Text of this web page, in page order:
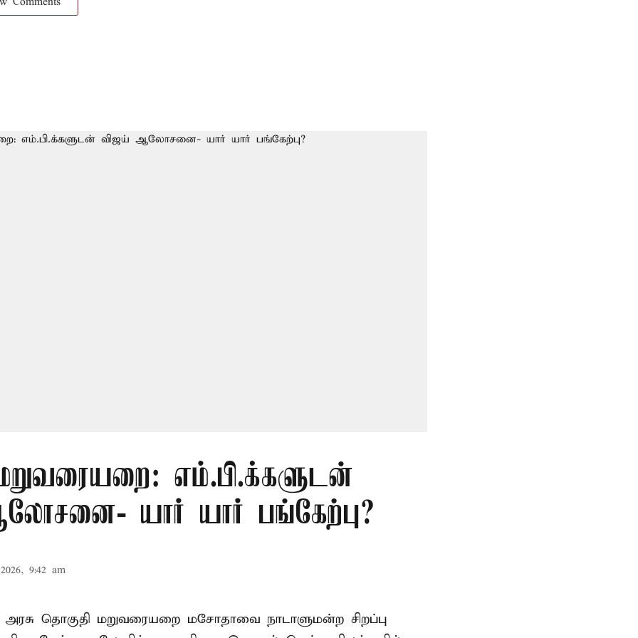
எம்.பி.க்களுடன்
யார் யார் பங்கேற்பு?
9:42 am
தொகுதி மறுவரையறை மசோதாவை நாடாளுமன்ற சிறப்பு